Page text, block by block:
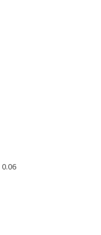
0.06